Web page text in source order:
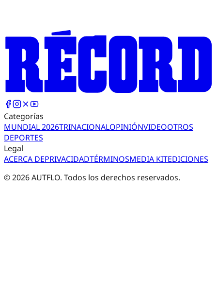
Categorías
MUNDIAL 2026TRINACIONALOPINIÓNVIDEOOTROS
DEPORTES
Legal
ACERCA DEPRIVACIDADTÉRMINOSMEDIA KITEDICIONES
©2026AUTFLO. Todos los derechos reservados.